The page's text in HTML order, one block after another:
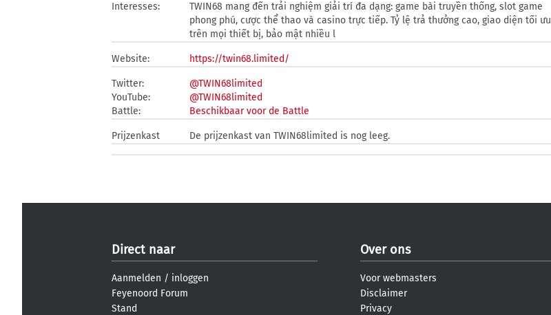
Interesses:
TWIN68 mang đến trải nghiệm giải trí đa dạng: game bài truyền thống, slot game
phong phú, cược thể thao và casino trực tiếp. Tỷ lệ trả thưởng cao, giao diện tối ưu
trên mọi thiết bị, bảo mật nhiều l
Website: https://twin68.limited/
Twitter:
@TWIN68limited
YouTube:
@TWIN68limited
Battle:
Beschikbaar voor de Battle
Prijzenkast De prijzenkast van TWIN68limited is nog leeg.
Direct naar
Aanmelden / inloggen
Feyenoord Forum
Stand
Over ons
Voor webmasters
Disclaimer
Privacy